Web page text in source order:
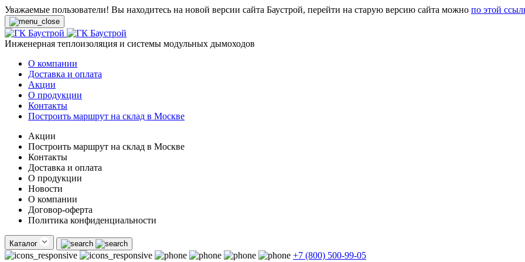
Уважаемые пользователи! Вы находитесь на новой версии сайта Баустрой, перейти на старую версию сайта можно по этой
Инженерная теплоизоляция и системы модульных дымоходов
О компании
Доставка и оплата
Акции
О продукции
Контакты
Построить маршрут на склад в Москве
Акции
Построить маршрут на склад в Москве
Контакты
Доставка и оплата
О продукции
Новости
О компании
Договор-оферта
Политика конфиденциальности
Каталог
+7 (800) 500-99-05